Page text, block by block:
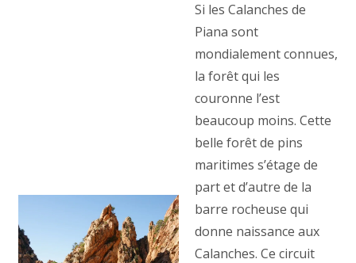
Si les Calanches de
Piana sont
mondialement connues,
la forêt qui les
couronne l’est
beaucoup moins. Cette
belle forêt de pins
maritimes s’étage de
part et d’autre de la
barre rocheuse qui
donne naissance aux
Calanches. Ce circuit